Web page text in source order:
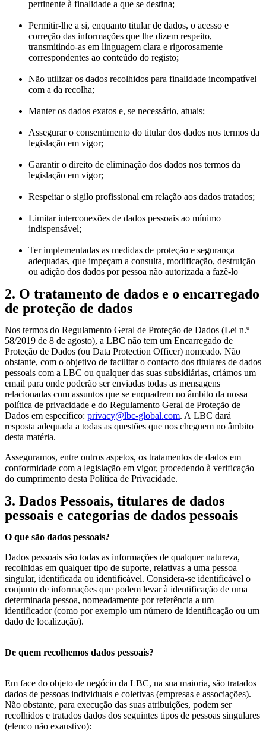
pertinente à finalidade a que se destina;
Permitir-lhe a si, enquanto titular de dados, o acesso e
correção das informações que lhe dizem respeito,
transmitindo-as em linguagem clara e rigorosamente
correspondentes ao conteúdo do registo;
Não utilizar os dados recolhidos para finalidade incompatível
com a da recolha;
Manter os dados exatos e, se necessário, atuais;
Assegurar o consentimento do titular dos dados nos termos da
legislação em vigor;
Garantir o direito de eliminação dos dados nos termos da
legislação em vigor;
Respeitar o sigilo profissional em relação aos dados tratados;
Limitar interconexões de dados pessoais ao mínimo
indispensável;
Ter implementadas as medidas de proteção e segurança
adequadas, que impeçam a consulta, modificação, destruição
ou adição dos dados por pessoa não autorizada a fazê-lo
2. O tratamento de dados e o encarregado
de proteção de dados
Nos termos do Regulamento Geral de Proteção de Dados (Lei n.º
58/2019 de 8 de agosto), a LBC não tem um Encarregado de
Proteção de Dados (ou Data Protection Officer) nomeado. Não
obstante, com o objetivo de facilitar o contacto dos titulares de dados
pessoais com a LBC ou qualquer das suas subsidiárias, criámos um
email para onde poderão ser enviadas todas as mensagens
relacionadas com assuntos que se enquadrem no âmbito da nossa
política de privacidade e do Regulamento Geral de Proteção de
Dados em específico: privacy@lbc-global.com. A LBC dará
resposta adequada a todas as questões que nos cheguem no âmbito
desta matéria.
Asseguramos, entre outros aspetos, os tratamentos de dados em
conformidade com a legislação em vigor, procedendo à verificação
do cumprimento desta Política de Privacidade.
3. Dados Pessoais, titulares de dados
pessoais e categorias de dados pessoais
O que são dados pessoais?
Dados pessoais são todas as informações de qualquer natureza,
recolhidas em qualquer tipo de suporte, relativas a uma pessoa
singular, identificada ou identificável. Considera-se identificável o
conjunto de informações que podem levar à identificação de uma
determinada pessoa, nomeadamente por referência a um
identificador (como por exemplo um número de identificação ou um
dado de localização).
De quem recolhemos dados pessoais?
Em face do objeto de negócio da LBC, na sua maioria, são tratados
dados de pessoas individuais e coletivas (empresas e associações).
Não obstante, para execução das suas atribuições, podem ser
recolhidos e tratados dados dos seguintes tipos de pessoas singulares
(elenco não exaustivo):